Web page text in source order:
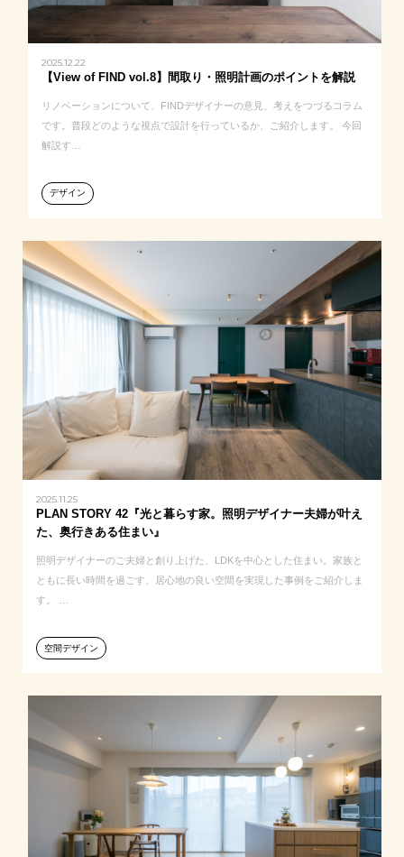
2025.12.22
【View of FIND vol.8】間取り・照明計画のポイントを解説
リノベーションについて、FINDデザイナーの意見、考えをつづるコラム
です。普段どのような視点で設計を行っているか、ご紹介します。 今回
解説す…
デザイン
2025.11.25
PLAN STORY 42『光と暮らす家。照明デザイナー夫婦が叶え
た、奥行きある住まい』
照明デザイナーのご夫婦と創り上げた、LDKを中心とした住まい。家族と
ともに長い時間を過ごす、居心地の良い空間を実現した事例をご紹介しま
空間デザイン